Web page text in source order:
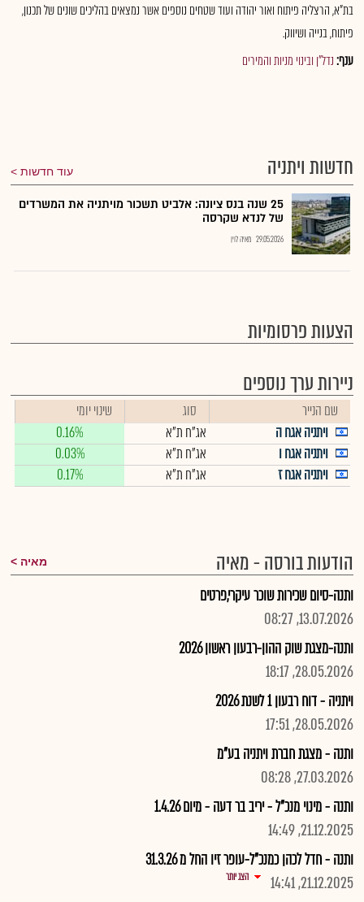
בת"א, הרצליה פיתוח ואור יהודה ועוד שטחים נוספים אשר נמצאים בהליכים שונים של תכנון,
פיתוח, בנייה ושיווק.
ענף:נדל"ן ובינוי מניות והמירים
חדשות ויתניה עוד חדשות
25 שנה בנס ציונה: אלביט תשכור מויתניה את המשרדים
של לנדא שקרסה
29.05.2026 מאיה לוין
הצעות פרסומיות
ניירות ערך נוספים
שם הנייר סוג
שינוי יומי
ויתניה אגח ה
אג"ח ת"א
0.16%
ויתניה אגח ו
אג"ח ת"א
0.03%
ויתניה אגח ז
אג"ח ת"א 0.17%
הודעות בורסה - מאיה מאיה
ותנה-סיום שכירות שוכר עיקרי,פרטים
13.07.2026, 08:27
ותנה-מצגת שוק ההון-רבעון ראשון 2026
28.05.2026, 18:17
ויתניה - דוח רבעון 1 לשנת 2026
28.05.2026, 17:51
ותנה - מצגת חברת ויתניה בע"מ
27.03.2026, 08:28
ותנה - מינוי מנכ"ל - יריב בר דעה - מיום 1.4.26
21.12.2025, 14:49
ותנה - חדל לכהן כמנכ"ל-עופר זיו החל מ 31.3.26
21.12.2025, 14:41
הצג יותר